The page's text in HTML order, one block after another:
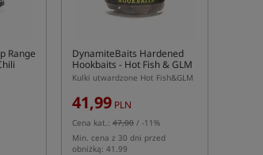
Range
DynamiteBaits Hardened
Hookbaits - Hot Fish & GLM
Kulki utwardzone Hot Fish&GLM
41,99 PLN
Cena kat.: 47,00 / -11%
Min. cena z 30 dni przed
obniżką: 41.99